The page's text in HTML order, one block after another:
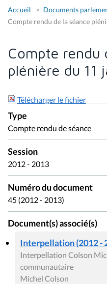
Accueil
Documents
Compte rendu de la séance
Compte rendu
plénière du 11
Télécharger le fichier
Type
Compte rendu de séance
Session
2012 - 2013
Numéro du document
45 (2012 - 2013)
Document(s) associé(s)
Interpellation (2012 -
Interpellation Colson
communautaire
Michel Colson